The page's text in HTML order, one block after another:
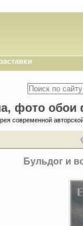
фото обои
современной
Бульдог и